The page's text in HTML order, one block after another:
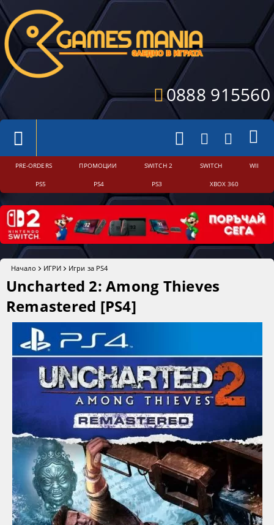
0888 915560
PRE-ORDERS ПРОМОЦИИ SWITCH 2 SWITCH WII
PS5 PS4 PS3 XBOX 360
Начало ИГРИ Игри за PS4
Uncharted 2: Among Thieves
Remastered [PS4]